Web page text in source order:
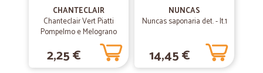
CHANTECLAIR
Chanteclair Vert Piatti
Pompelmo e Melograno
2,25 €
NUNCAS
Nuncas saponaria det. - lt.1
14,45 €